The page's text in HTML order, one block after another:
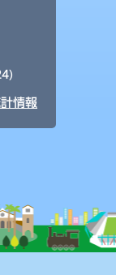
情報